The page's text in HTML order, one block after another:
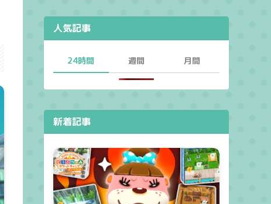
人気記事
24時間 週間 月間
新着記事